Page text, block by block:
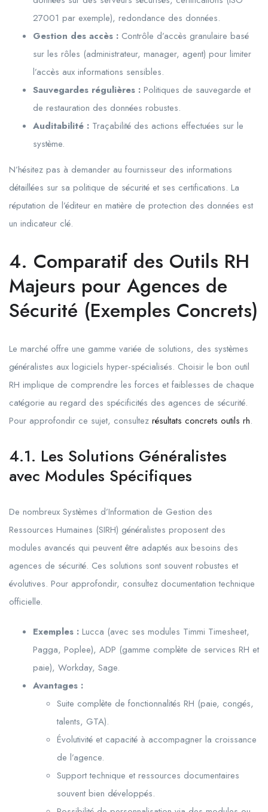
27001 par exemple), redondance des données.
Gestion des accès : Contrôle d’accès granulaire basé
sur les rôles (administrateur, manager, agent) pour limiter
l’accès aux informations sensibles.
Sauvegardes régulières : Politiques de sauvegarde et
de restauration des données robustes.
Auditabilité : Traçabilité des actions effectuées sur le
système.
N’hésitez pas à demander au fournisseur des informations
détaillées sur sa politique de sécurité et ses certifications. La
réputation de l’éditeur en matière de protection des données est
un indicateur clé.
4. Comparatif des Outils RH
Majeurs pour Agences de
Sécurité (Exemples Concrets)
Le marché offre une gamme variée de solutions, des systèmes
généralistes aux logiciels hyper-spécialisés. Choisir le bon outil
RH implique de comprendre les forces et faiblesses de chaque
catégorie au regard des spécificités des agences de sécurité.
Pour approfondir ce sujet, consultez résultats concrets outils rh.
4.1. Les Solutions Généralistes
avec Modules Spécifiques
De nombreux Systèmes d’Information de Gestion des
Ressources Humaines (SIRH) généralistes proposent des
modules avancés qui peuvent être adaptés aux besoins des
agences de sécurité. Ces solutions sont souvent robustes et
évolutives. Pour approfondir, consultez documentation technique
officielle.
Exemples : Lucca (avec ses modules Timmi Timesheet,
Pagga, Poplee), ADP (gamme complète de services RH et
paie), Workday, Sage.
Avantages :
Suite complète de fonctionnalités RH (paie, congés,
talents, GTA).
Évolutivité et capacité à accompagner la croissance
de l’agence.
Support technique et ressources documentaires
souvent bien développés.